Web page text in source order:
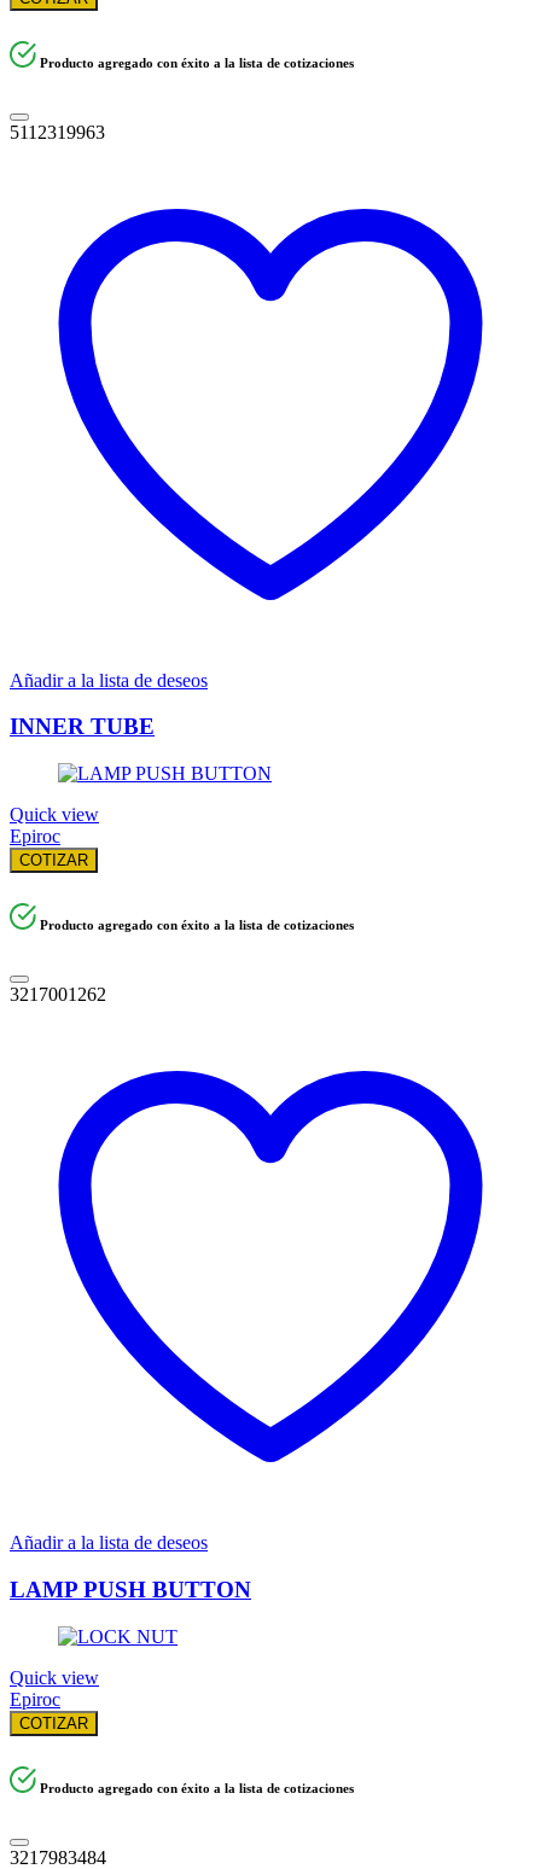
Producto agregado con éxito a la lista de cotizaciones
5112319963
Añadir a la lista de deseos
INNER TUBE
Quick view
Epiroc
COTIZAR
Producto agregado con éxito a la lista de cotizaciones
3217001262
Añadir a la lista de deseos
LAMP PUSH BUTTON
Quick view
Epiroc
COTIZAR
Producto agregado con éxito a la lista de cotizaciones
3217983484